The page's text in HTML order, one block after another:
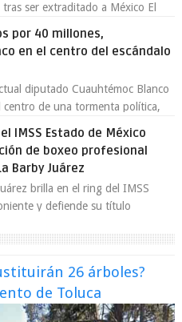
ser extraditado a México El
Públi...
por 40 millones,
en el centro del escándalo
diputado Cuauhtémoc Blanco
centro de una tormenta política,
IMSS Estado de México
de boxeo profesional
Barby Juárez
brilla en el ring del IMSS
y defiende su título
26 árboles?
de Toluca